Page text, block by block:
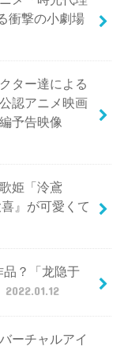
衝撃の小劇場
ター達による
認アニメ映画
予告映像
姫「泠鳶
』が可愛くて
？「龙隐于
2022.01.12
ーチャルアイ